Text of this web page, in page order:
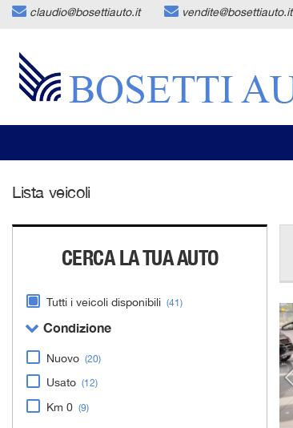
AZIENDA
ACQUISTIAMO USATO
NEWS
AREA COMMERCIANTI
claudio@bosettiauto.it vendite@bosettiauto.it
Lista veicoli
CERCA LA TUA AUTO
Tutti i veicoli disponibili (41)
Condizione
Nuovo (20)
Usato (12)
Km 0 (9)